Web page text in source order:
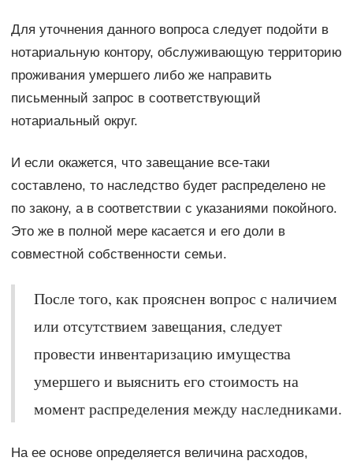
Для уточнения данного вопроса следует подойти в
нотариальную контору, обслуживающую территорию
проживания умершего либо же направить
письменный запрос в соответствующий
нотариальный округ.
И если окажется, что завещание все-таки
составлено, то наследство будет распределено не
по закону, а в соответствии с указаниями покойного.
Это же в полной мере касается и его доли в
совместной собственности семьи.
После того, как прояснен вопрос с наличием
или отсутствием завещания, следует
провести инвентаризацию имущества
умершего и выяснить его стоимость на
момент распределения между наследниками.
На ее основе определяется величина расходов,